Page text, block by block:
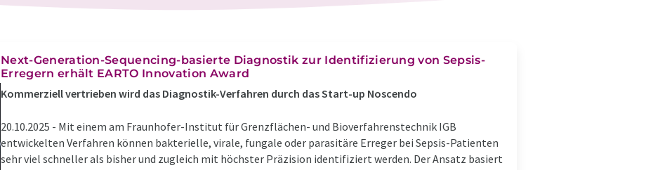
Next-Generation-Sequencing-basierte Diagnostik zur Identifizierung von Sepsis-
Erregern erhält EARTO Innovation Award
Kommerziell vertrieben wird das Diagnostik-Verfahren durch das Start-up Noscendo
20.10.2025 - Mit einem am Fraunhofer-Institut für Grenzflächen- und Bioverfahrenstechnik IGB
entwickelten Verfahren können bakterielle, virale, fungale oder parasitäre Erreger bei Sepsis-Patienten
sehr viel schneller als bisher und zugleich mit höchster Präzision identifiziert werden. Der Ansatz basiert